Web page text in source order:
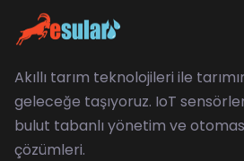
Akıllı tarım teknolojileri ile
geleceğe taşıyoruz. IoT
bulut tabanlı yönetim ve
çözümleri.